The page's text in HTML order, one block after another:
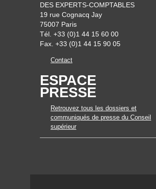
DES EXPERTS-COMPTABLES
19 rue Cognacq Jay
75007 Paris
Tél. +33 (0)1 44 15 60 00
Fax. +33 (0)1 44 15 90 05
Contact
ESPACE
PRESSE
Retrouvez tous les dossiers et
communiqués de presse du Conseil
supérieur